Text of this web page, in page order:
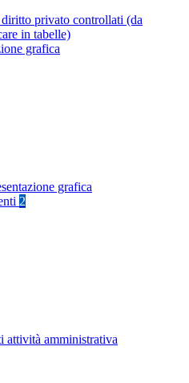
privato controllati (da
in tabelle)
grafica
grafica
2
attività amministrativa